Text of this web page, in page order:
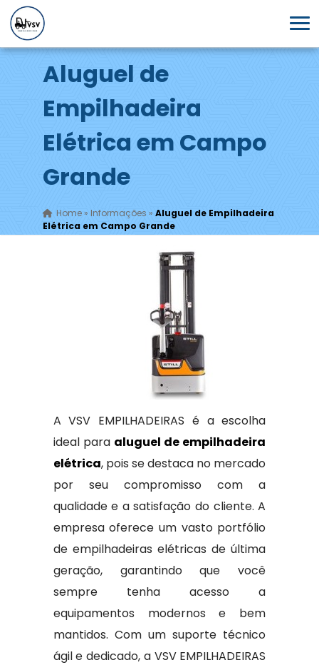
Aluguel de
Empilhadeira
Elétrica em Campo
Grande
Home» Informações » Aluguel de Empilhadeira
Elétrica em Campo Grande
A VSV EMPILHADEIRAS é a escolha
ideal para aluguel de empilhadeira
elétrica, pois se destaca no mercado
por seu compromisso com a
qualidade e a satisfação do cliente. A
empresa oferece um vasto portfólio
de empilhadeiras elétricas de última
geração, garantindo que você
sempre tenha acesso a
equipamentos modernos e bem
mantidos. Com um suporte técnico
ágil e dedicado, a VSV EMPILHADEIRAS